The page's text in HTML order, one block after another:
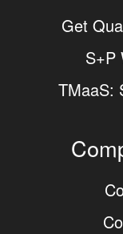
Get
S+P
TMaaS: